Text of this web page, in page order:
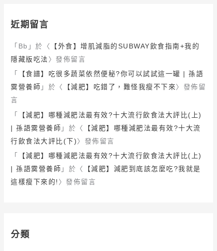
近期留言
「 Bb 」於〈
【外食】增肌減脂的SUBWAY飲食指南+我的
隱藏版吃法 〉發佈留言
「
【食譜】吃很多蔬菜依然便秘?你可以試試這一罐 | 孫語
霙營養師 」於〈 【減肥】吃錯了，難怪我瘦不下來〉發佈留
言
「
【減肥】哪種減肥法最有效?十大流行飲食法大評比(上)
| 孫語霙營養師 」於〈
【減肥】哪種減肥法最有效?十大流
行飲食法大評比(下)〉發佈留言
「
【減肥】哪種減肥法最有效?十大流行飲食法大評比(上)
| 孫語霙營養師 」於〈
【減肥】減肥到底該怎麼吃?我就是
這樣瘦下來的! 〉發佈留言
分類